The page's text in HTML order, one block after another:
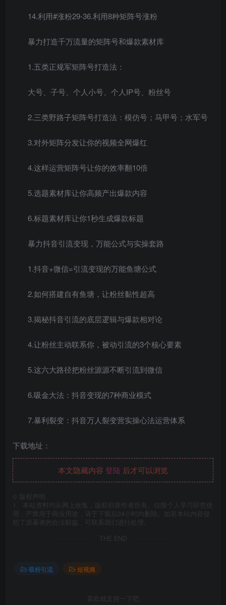
14.利用#涨粉29-36.利用8种矩阵号涨粉
暴力打造千万流量的矩阵号和爆款素材库
1.五类正规军矩阵号打造法：
大号、子号、个人小号、个人IP号、粉丝号
2.三类野路子矩阵号打造法：模仿号；马甲号；水军号
3.对外矩阵分发让你的视频全网爆红
4.这样运营矩阵号让你的效率翻10倍
5.选题素材库让你高频产出爆款内容
6.标题素材库让你1秒生成爆款标题
暴力抖音引流变现，万能公式与实操套路
1.抖音+微信=引流变现的万能鱼塘公式
2.如何搭建自有鱼塘，让粉丝黏性超高
3.揭秘抖音引流的底层逻辑与爆款相对论
4.让粉丝主动联系你，被动引流的3个核心要素
5.这六大路径把粉丝源源不断引流到微信
6.吸金大法：抖音变现的7种商业模式
7.暴利裂变：抖音万人裂变营实操心法运营体系
下载地址：
本文隐藏内容 登陆 后才可以浏览
版权声明
1、本站资料均从网上收集，版权归原作者所有。仅限个人学习研究使
用，严禁用于商业用途，请于下载后24小时内删除。如若本站内容侵
犯了原著者的合法权益，可联系我们进行处理。
THE END
吸粉引流 短视频
喜欢就支持一下吧